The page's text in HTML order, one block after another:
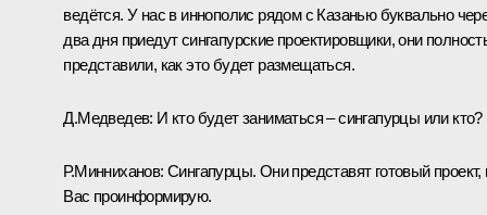
ведётся. У нас в иннополис рядом с Казанью буквально
два дня приедут сингапурские проектировщики, они
представили, как это будет размещаться.
Д.Медведев: И кто будет заниматься – сингапурцы или кто?
Р.Минниханов: Сингапурцы. Они представят готовый проект,
Вас проинформирую.